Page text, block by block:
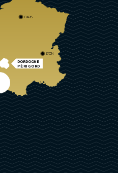
DORDOGNE
PÉRIGORD
PARIS
LYON